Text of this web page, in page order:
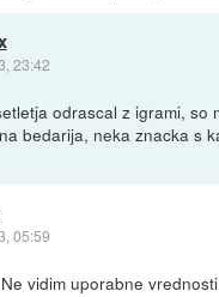
23:42
odrascal z igrami, so
bedarija, neka znacka s
05:59
vidim uporabne